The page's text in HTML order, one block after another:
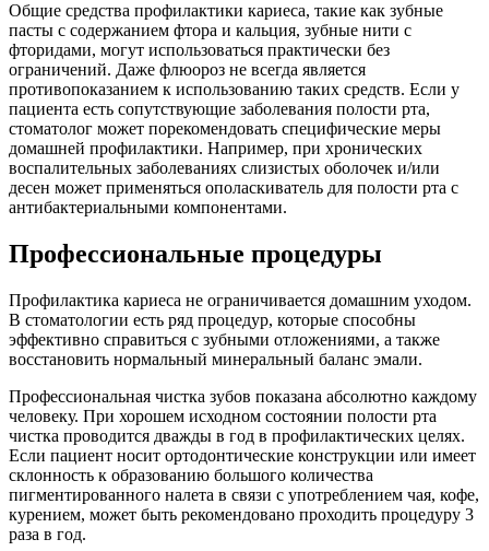
Общие средства профилактики кариеса, такие как зубные
пасты с содержанием фтора и кальция, зубные нити с
фторидами, могут использоваться практически без
ограничений. Даже флюороз не всегда является
противопоказанием к использованию таких средств. Если у
пациента есть сопутствующие заболевания полости рта,
стоматолог может порекомендовать специфические меры
домашней профилактики. Например, при хронических
воспалительных заболеваниях слизистых оболочек и/или
десен может применяться ополаскиватель для полости рта с
антибактериальными компонентами.
Профессиональные процедуры
Профилактика кариеса не ограничивается домашним уходом.
В стоматологии есть ряд процедур, которые способны
эффективно справиться с зубными отложениями, а также
восстановить нормальный минеральный баланс эмали.
Профессиональная чистка зубов показана абсолютно каждому
человеку. При хорошем исходном состоянии полости рта
чистка проводится дважды в год в профилактических целях.
Если пациент носит ортодонтические конструкции или имеет
склонность к образованию большого количества
пигментированного налета в связи с употреблением чая, кофе,
курением, может быть рекомендовано проходить процедуру 3
раза в год.